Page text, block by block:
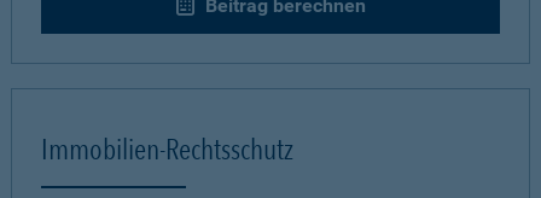
Beitrag berechnen
Immobilien-Rechtsschutz